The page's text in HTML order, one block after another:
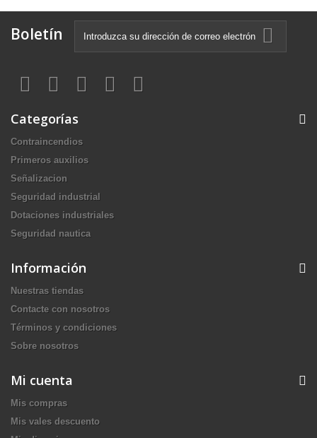
Boletín
Categorías
Contraincendios
Primeros auxilios
Señalizacion
Seguridad industrial
Dotaciones industriales
Seguridad nautica
Información
Nuestras tiendas
Contacte con nosotros
Términos y condiciones
Sobre nosotros
Mi cuenta
Mis compras
Mis vales descuento